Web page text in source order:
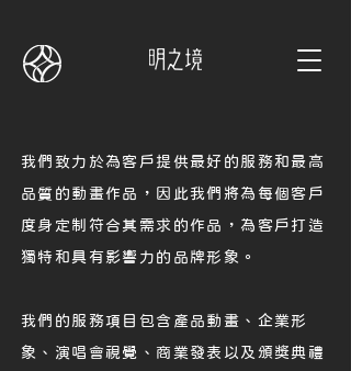
我們致力於為客戶提供最好的服務和最高
品質的動畫作品，因此我們將為每個客戶
度身定制符合其需求的作品，為客戶打造
獨特和具有影響力的品牌形象。
我們的服務項目包含產品動畫、企業形
象、演唱會視覺、商業發表以及頒獎典禮